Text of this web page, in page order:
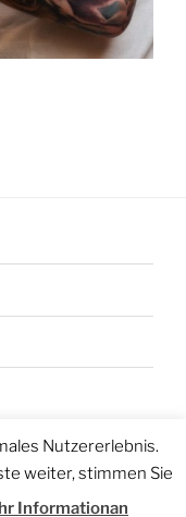
Nutzererlebnis.
weiter, stimmen Sie
Informationan